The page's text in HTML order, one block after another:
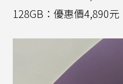
128GB：優惠價4,890元